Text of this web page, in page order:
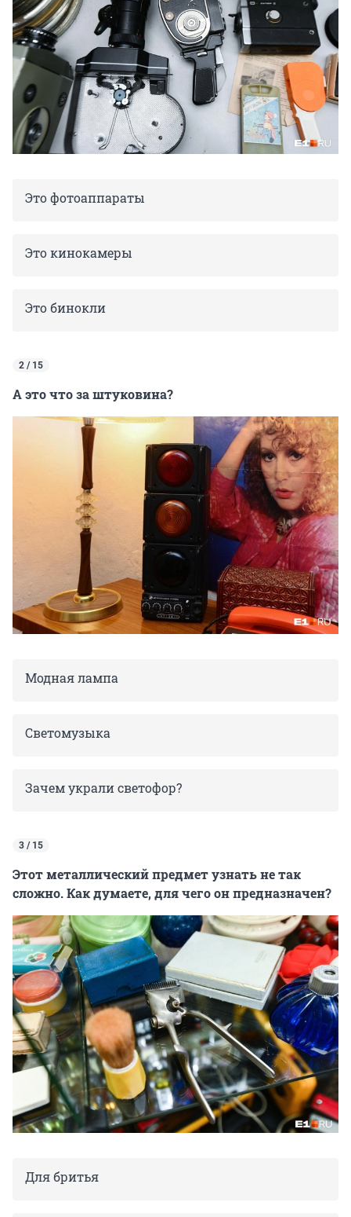
Это фотоаппараты
Это кинокамеры
Это бинокли
2 / 15
А это что за штуковина?
Модная лампа
Светомузыка
Зачем украли светофор?
3 / 15
Этот металлический предмет узнать не так
сложно. Как думаете, для чего он предназначен?
Для бритья